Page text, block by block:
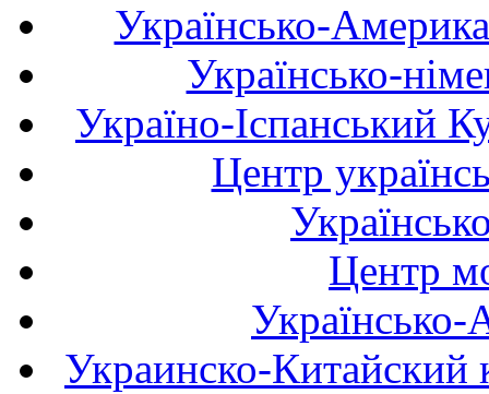
Українсько-
Українсько-
Україно-Іспанський
Центр
Центр
Українсько-
Украинско-Китайский